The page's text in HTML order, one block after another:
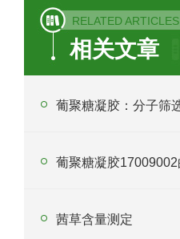
RELATED ARTICLES
相关文章
茜草含量测定